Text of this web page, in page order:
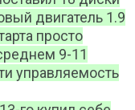
двигатель 1.9
просто
9-11
управляемость